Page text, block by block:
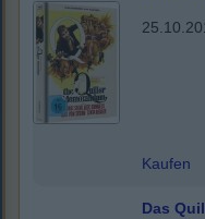
Kaufen
Das